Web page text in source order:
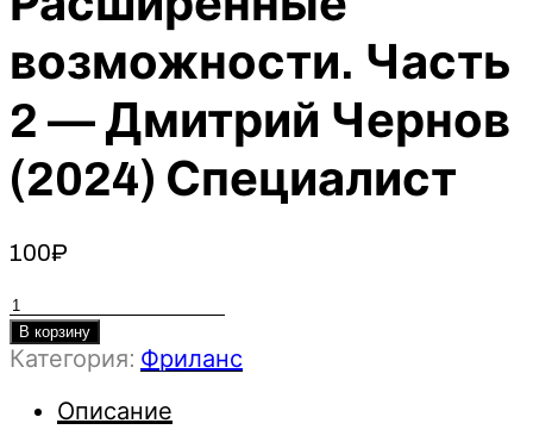
возможности. Часть
2 — Дмитрий Чернов
(2024) Специалист
100₽
Количество
товара
Виртуализация
VE.
В корзину
Категория: Фриланс
Описание